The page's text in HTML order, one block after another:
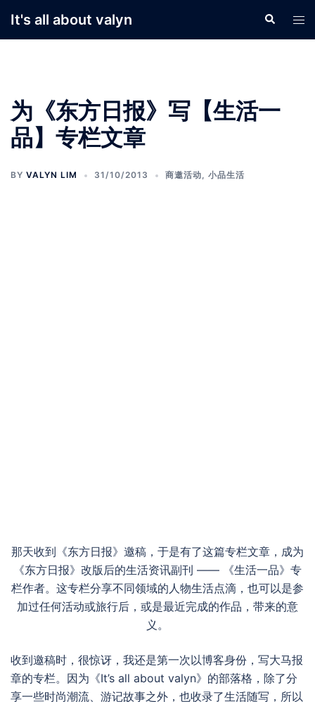
It's all about valyn Search
为《东方日报》写【生活一
品】专栏文章
BY VALYN LIM 31/10/2013 商邀活动, 小品生活
那天收到《东方日报》邀稿，于是有了这篇专栏文章，成为
《东方日报》改版后的生活资讯副刊 —— 《生活一品》专
栏作者。这专栏分享不同领域的人物生活点滴，也可以是参
加过任何活动或旅行后，或是最近完成的作品，带来的意
义。
收到邀稿时，很惊讶，我还是第一次以博客身份，写大马报
章的专栏。因为《It’s all about valyn》的部落格，除了分
享一些时尚潮流、游记故事之外，也收录了生活随写，所以